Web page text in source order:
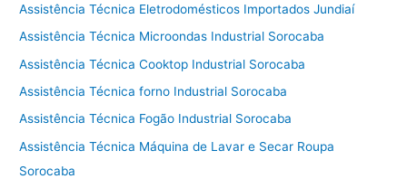
Assistência Técnica Eletrodomésticos Importados Jundiaí
Assistência Técnica Microondas Industrial Sorocaba
Assistência Técnica Cooktop Industrial Sorocaba
Assistência Técnica forno Industrial Sorocaba
Assistência Técnica Fogão Industrial Sorocaba
Assistência Técnica Máquina de Lavar e Secar Roupa
Sorocaba